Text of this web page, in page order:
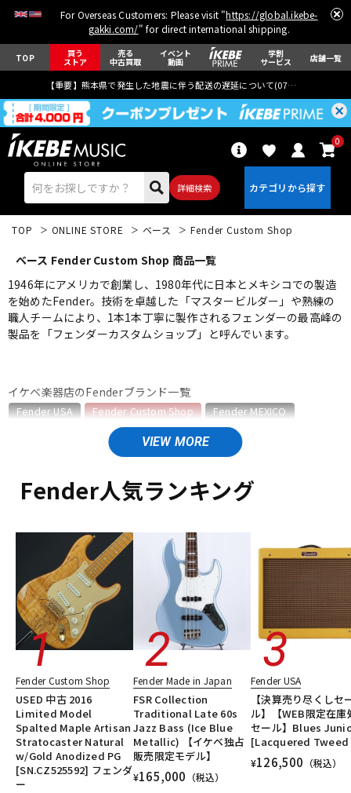
For Overseas Customers: Please visit "https://global.ikebe-
gakki.com/" for direct international shipping.
TOP 買う
ストア
売る
中古買取
イベント
動画
学割
サービス 店舗一覧
【重要】熊本県で発生した地震に伴う配送の遅延について(07月29日
詳細検索
0
エレキギター アコギ/エレアコ
パーカッション
キーボード 電子ピアノ
管楽器 その他楽器
アンプ エフェクター
DTM オンライン納品 レコーディング機器
配信/ライブ機器 楽器アクセサリ
TOP ONLINE STORE ベース Fender Custom Shop
ベース Fender Custom Shop 商品一覧
1946年にアメリカで創業し、1980年代に日本とメキシコでの製造
を始めたFender。技術を卓越した「マスタービルダー」や熟練の
職人チームにより、1本1本丁寧に製作されるフェンダーの最高峰の
製品を「フェンダーカスタムショップ」と呼んでいます。
イケベ楽器店のFenderブランド一覧
Fender USA Fender Custom Shop
Fender MEXICO
Fender Made in Japan
Fender Standard Series
Fender Japan
Fender Custom Shopのカテゴリ
エレキギター/テレキャスター・TLタイプ
エレキギター/ジャズマスタータイプ・JMタイプ
エレキギター/ジャズマスタータイプ・JGタイプ
ベース
ユーズド
ヴィンテージ ALL
Fender人気ランキング
Fender Custom Shop
USED 中古 2016
Limited Model
Spalted Maple Artisan
Stratocaster Natural
w/Gold Anodized PG
[SN.CZ525592] フェンダ
ー
Fender Made in Japan
FSR Collection
Traditional Late 60s
Jazz Bass (Ice Blue
Metallic) 【イケベ独占
販売限定モデル】
¥165,000 （税込）
Fender USA
【決算売り尽くしセ
ル】【WEB限定在庫
セール】Blues
[Lacquered
¥126,500 （税込）